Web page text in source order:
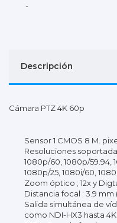
-
Descripción
Cámara PTZ 4K 60p
Sensor 1 CMOS 8 M.
Resoluciones
1080p/60, 1080p/59.94,
1080p/25, 1080i/60,
Zoom óptico ; 12x y
Distancia focal : 3.9 mm
Salida simultánea de
como NDI-HX3 hasta